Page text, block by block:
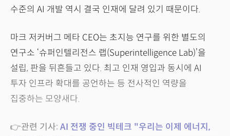
수준의 AI 개발 역시 결국 인재에 달려 있기 때문이다.
마크 저커버그 메타 CEO는 초지능 연구를 위한 별도의
연구소 ‘슈퍼인텔리전스 랩(Superintelligence Lab)’을
설립, 판을 뒤흔들고 있다. 최고 인재 영입과 동시에 AI
투자 인프라 확대를 공언하는 등 전사적인 역량을
집중하는 모양새다.
👉관련 기사: AI 전쟁 중인 빅테크 "우리는 이제 에너지,